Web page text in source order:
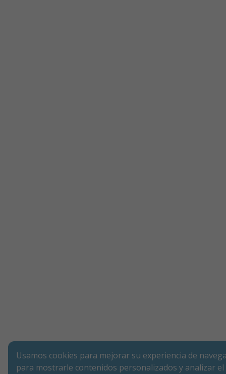
Usamos cookies para mejorar su experiencia de
para mostrarle contenidos personalizados y analizar